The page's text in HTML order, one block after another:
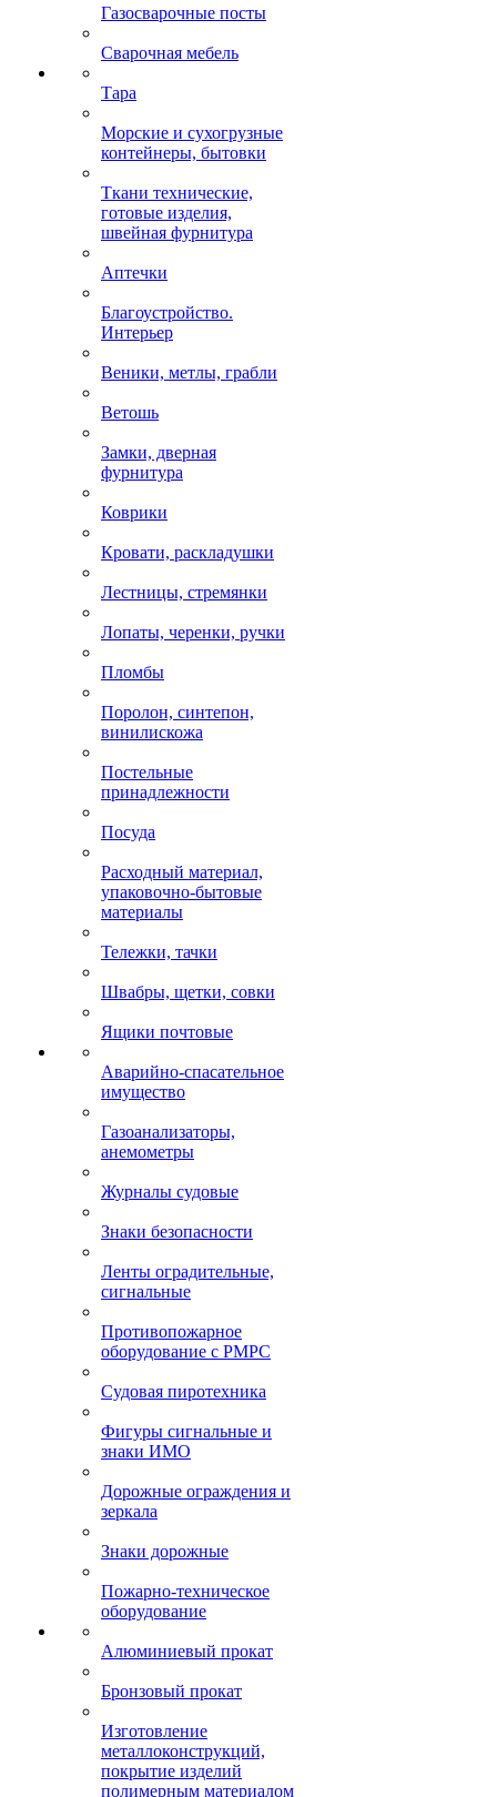
Газосварочные посты
Сварочная мебель
Тара
Морские и сухогрузные
контейнеры, бытовки
Ткани технические,
готовые изделия,
швейная фурнитура
Аптечки
Благоустройство.
Интерьер
Веники, метлы, грабли
Ветошь
Замки, дверная
фурнитура
Коврики
Кровати, раскладушки
Лестницы, стремянки
Лопаты, черенки, ручки
Пломбы
Поролон, синтепон,
винилискожа
Постельные
принадлежности
Посуда
Расходный материал,
упаковочно-бытовые
материалы
Тележки, тачки
Швабры, щетки, совки
Ящики почтовые
Аварийно-спасательное
имущество
Газоанализаторы,
анемометры
Журналы судовые
Знаки безопасности
Ленты оградительные,
сигнальные
Противопожарное
оборудование с РМРС
Судовая пиротехника
Фигуры сигнальные и
знаки ИМО
Дорожные ограждения и
зеркала
Знаки дорожные
Пожарно-техническое
оборудование
Алюминиевый прокат
Бронзовый прокат
Изготовление
металлоконструкций,
покрытие изделий
полимерным материалом